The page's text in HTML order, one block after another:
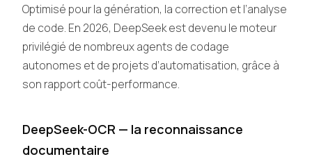
Optimisé pour la génération, la correction et l’analyse
de code. En 2026, DeepSeek est devenu le moteur
privilégié de nombreux agents de codage
autonomes et de projets d’automatisation, grâce à
son rapport coût-performance.
DeepSeek-OCR — la reconnaissance
documentaire